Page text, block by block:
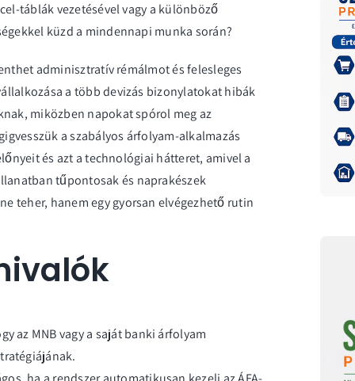
táblák vezetésével vagy a különböző
küzd a mindennapi munka során?
adminisztratív rémálmot és felesleges
a több devizás bizonylatokat hibák
miközben napokat spórol meg az
a szabályos árfolyam-alkalmazás
és azt a technológiai hátteret, amivel a
tűpontosak és naprakészek
teher, hanem egy gyorsan elvégezhető rutin
az MNB vagy a saját banki árfolyam